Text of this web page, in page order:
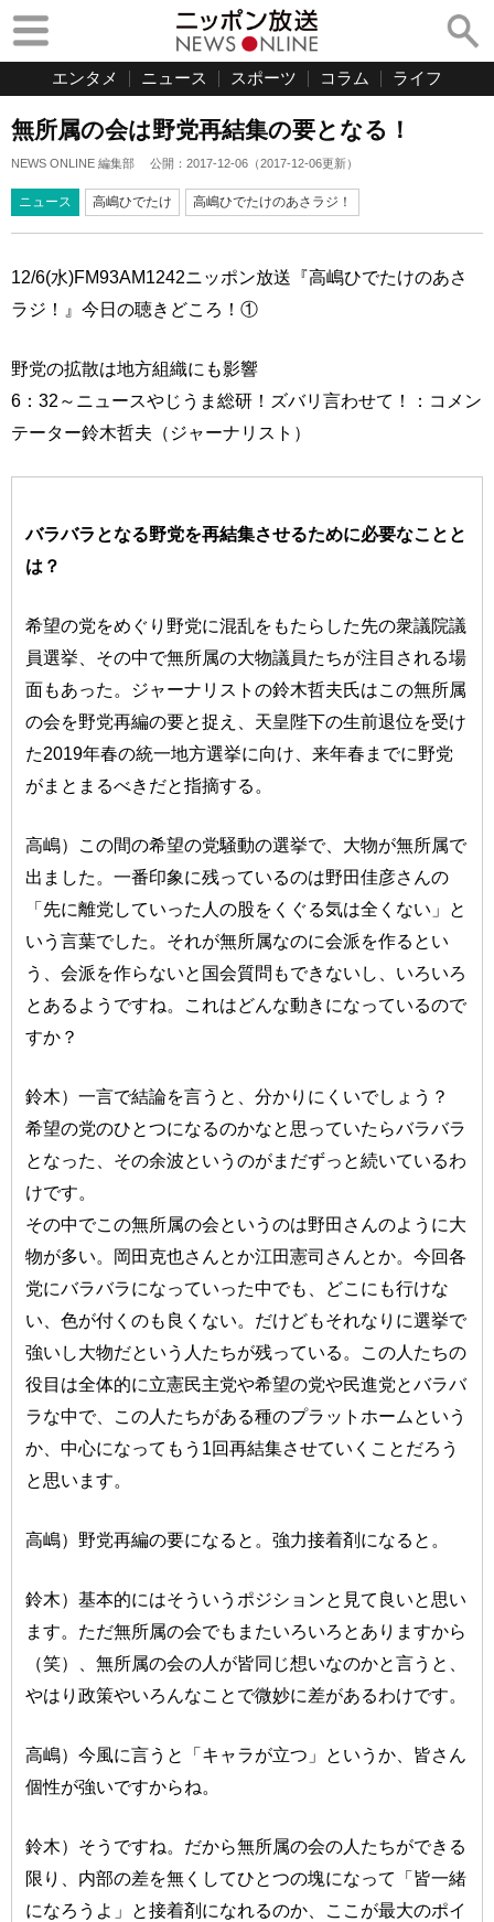
エンタメ ニュース スポーツ コラム ライフ
無所属の会は野党再結集の要となる！
NEWS ONLINE 編集部 公開： 2017-12-06 （2017-12-06更新）
ニュース 高嶋ひでたけ 高嶋ひでたけのあさラジ！
12/6(水)FM93AM1242ニッポン放送『高嶋ひでたけのあさ
ラジ！』今日の聴きどころ！①
野党の拡散は地方組織にも影響
6：32～ニュースやじうま総研！ズバリ言わせて！：コメン
テーター鈴木哲夫（ジャーナリスト）
バラバラとなる野党を再結集させるために必要なことと
は？
希望の党をめぐり野党に混乱をもたらした先の衆議院議
員選挙、その中で無所属の大物議員たちが注目される場
面もあった。ジャーナリストの鈴木哲夫氏はこの無所属
の会を野党再編の要と捉え、天皇陛下の生前退位を受け
た2019年春の統一地方選挙に向け、来年春までに野党
がまとまるべきだと指摘する。
高嶋）この間の希望の党騒動の選挙で、大物が無所属で
出ました。一番印象に残っているのは野田佳彦さんの
「先に離党していった人の股をくぐる気は全くない」と
いう言葉でした。それが無所属なのに会派を作るとい
う、会派を作らないと国会質問もできないし、いろいろ
とあるようですね。これはどんな動きになっているので
すか？
鈴木）一言で結論を言うと、分かりにくいでしょう？
希望の党のひとつになるのかなと思っていたらバラバラ
となった、その余波というのがまだずっと続いているわ
けです。
その中でこの無所属の会というのは野田さんのように大
物が多い。岡田克也さんとか江田憲司さんとか。今回各
党にバラバラになっていった中でも、どこにも行けな
い、色が付くのも良くない。だけどもそれなりに選挙で
強いし大物だという人たちが残っている。この人たちの
役目は全体的に立憲民主党や希望の党や民進党とバラバ
ラな中で、この人たちがある種のプラットホームという
か、中心になってもう1回再結集させていくことだろう
と思います。
高嶋）野党再編の要になると。強力接着剤になると。
鈴木）基本的にはそういうポジションと見て良いと思い
ます。ただ無所属の会でもまたいろいろとありますから
（笑）、無所属の会の人が皆同じ想いなのかと言うと、
やはり政策やいろんなことで微妙に差があるわけです。
高嶋）今風に言うと「キャラが立つ」というか、皆さん
個性が強いですからね。
鈴木）そうですね。だから無所属の会の人たちができる
限り、内部の差を無くしてひとつの塊になって「皆一緒
になろうよ」と接着剤になれるのか、ここが最大のポイ